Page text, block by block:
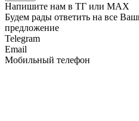
Напишите нам в ТГ или MAX
Будем рады ответить на все
предложение
Telegram
Email
Мобильный телефон